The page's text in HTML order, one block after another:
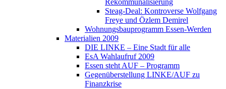
Rekommunalisierung
Steag-Deal: Kontroverse Wolfgang
Freye und Özlem Demirel
Wohnungsbauprogramm Essen-Werden
Materialien 2009
DIE LINKE – Eine Stadt für alle
EsA Wahlaufruf 2009
Essen steht AUF – Programm
Gegenüberstellung LINKE/AUF zu
Finanzkrise